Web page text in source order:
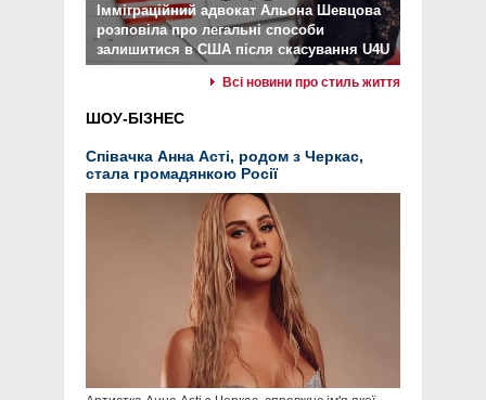
Імміграційний адвокат Альона Шевцова
розповіла про легальні способи
залишитися в США після скасування U4U
Всі новини про стиль життя
ШОУ-БІЗНЕС
Співачка Анна Асті, родом з Черкас,
стала громадянкою Росії